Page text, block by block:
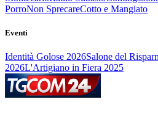
PorroNon SprecareCotto e Mangiato
Eventi
Identità Golose 2026Salone del
2026L'Artigiano in Fiera 2025